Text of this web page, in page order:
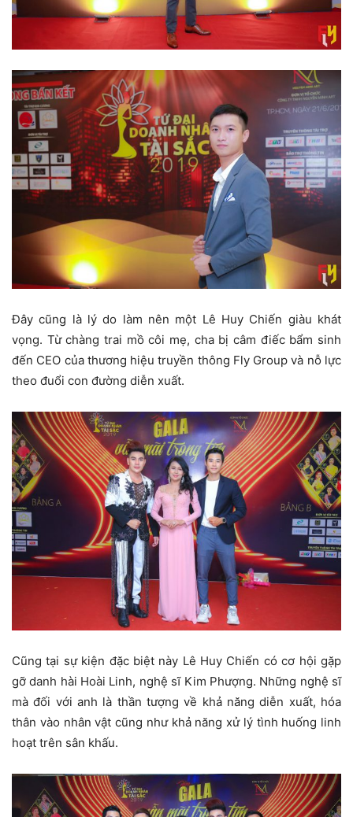
Đây cũng là lý do làm nên một Lê Huy Chiến giàu khát
vọng. Từ chàng trai mồ côi mẹ, cha bị câm điếc bẩm sinh
đến CEO của thương hiệu truyền thông Fly Group và nỗ lực
theo đuổi con đường diễn xuất.
Cũng tại sự kiện đặc biệt này Lê Huy Chiến có cơ hội gặp
gỡ danh hài Hoài Linh, nghệ sĩ Kim Phượng. Những nghệ sĩ
mà đối với anh là thần tượng về khả năng diễn xuất, hóa
thân vào nhân vật cũng như khả năng xử lý tình huống linh
hoạt trên sân khấu.